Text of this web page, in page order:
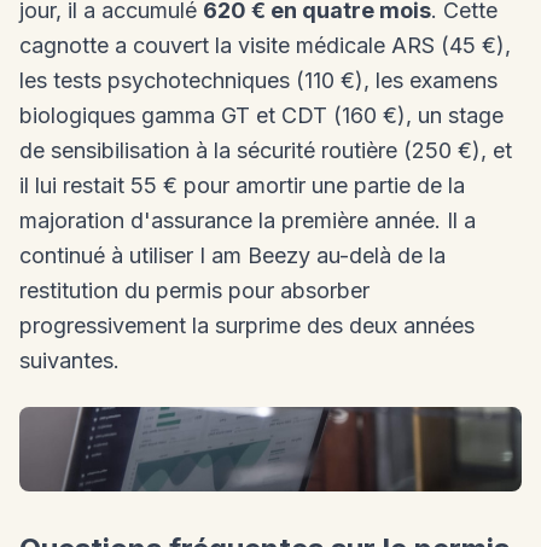
jour, il a accumulé 620 € en quatre mois. Cette
cagnotte a couvert la visite médicale ARS (45 €),
les tests psychotechniques (110 €), les examens
biologiques gamma GT et CDT (160 €), un stage
de sensibilisation à la sécurité routière (250 €), et
il lui restait 55 € pour amortir une partie de la
majoration d'assurance la première année. Il a
continué à utiliser I am Beezy au-delà de la
restitution du permis pour absorber
progressivement la surprime des deux années
suivantes.